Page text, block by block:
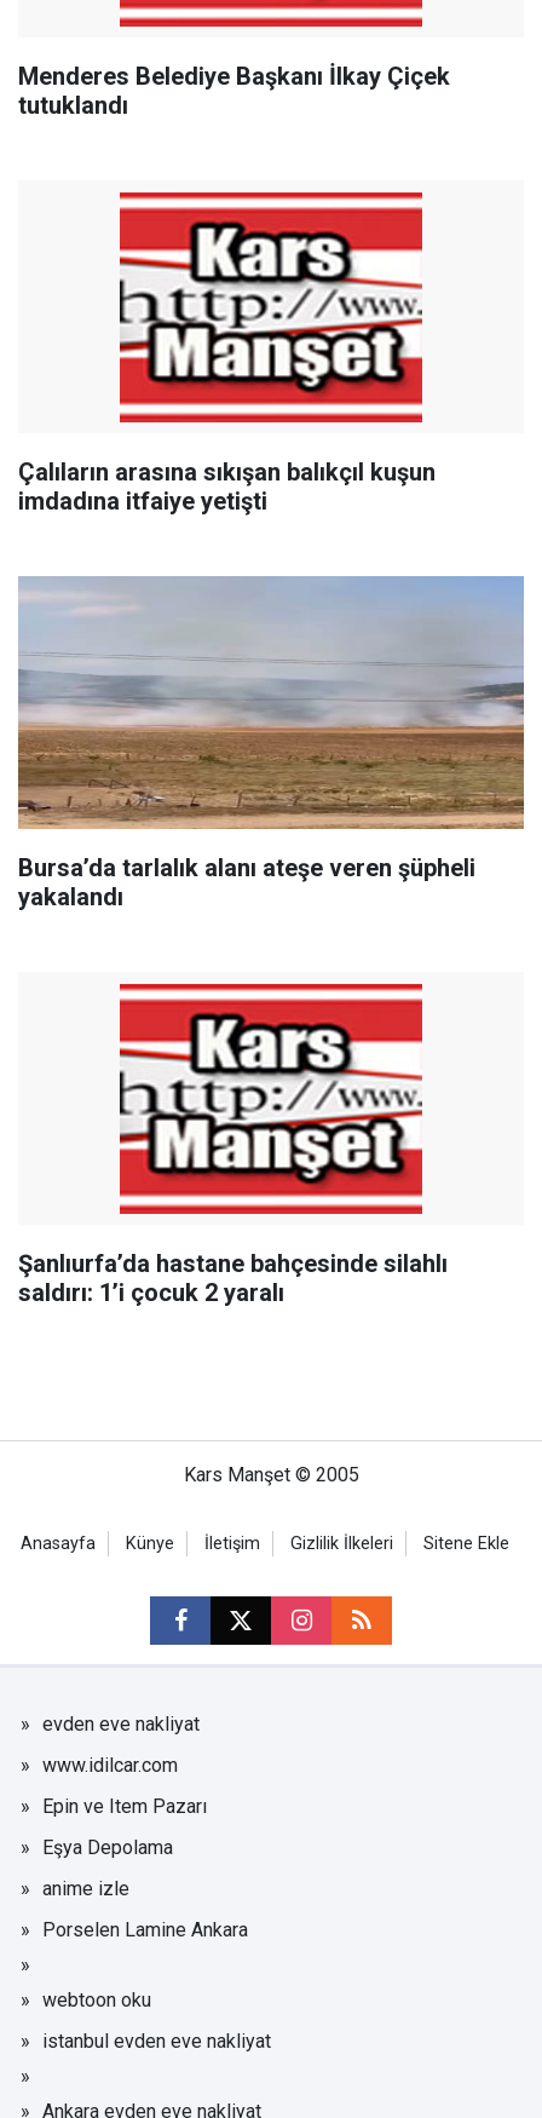
Menderes Belediye Başkanı İlkay Çiçek
tutuklandı
Çalıların arasına sıkışan balıkçıl kuşun
imdadına itfaiye yetişti
Bursa’da tarlalık alanı ateşe veren şüpheli
yakalandı
Şanlıurfa’da hastane bahçesinde silahlı
saldırı: 1’i çocuk 2 yaralı
Kars Manşet © 2005
Anasayfa Künye İletişim Gizlilik İlkeleri Sitene Ekle
evden eve nakliyat
www.idilcar.com
Epin ve Item Pazarı
Eşya Depolama
anime izle
Porselen Lamine Ankara
webtoon oku
istanbul evden eve nakliyat
Ankara evden eve nakliyat